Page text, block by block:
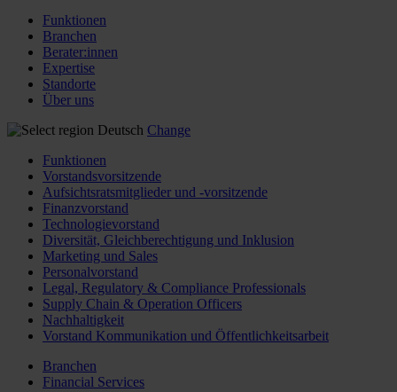
Funktionen
Branchen
Berater:innen
Expertise
Standorte
Über uns
Deutsch Change
Funktionen
Vorstandsvorsitzende
Aufsichtsratsmitglieder und -vorsitzende
Finanzvorstand
Technologievorstand
Diversität, Gleichberechtigung und Inklusion
Marketing und Sales
Personalvorstand
Legal, Regulatory & Compliance Professionals
Supply Chain & Operation Officers
Nachhaltigkeit
Vorstand Kommunikation und Öffentlichkeitsarbeit
Branchen
Financial Services